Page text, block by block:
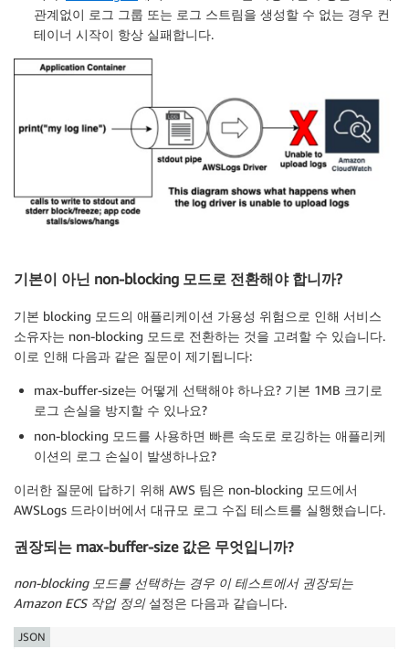
관계없이 로그 그룹 또는 로그 스트림을 생성할 수 없는 경우 컨
테이너 시작이 항상 실패합니다.
기본이 아닌 non-blocking 모드로 전환해야 합니까?
기본 blocking 모드의 애플리케이션 가용성 위험으로 인해 서비스
소유자는 non-blocking 모드로 전환하는 것을 고려할 수 있습니다.
이로 인해 다음과 같은 질문이 제기됩니다:
max-buffer-size는 어떻게 선택해야 하나요? 기본 1MB 크기로
로그 손실을 방지할 수 있나요?
non-blocking 모드를 사용하면 빠른 속도로 로깅하는 애플리케
이션의 로그 손실이 발생하나요?
이러한 질문에 답하기 위해 AWS 팀은 non-blocking 모드에서
AWSLogs 드라이버에서 대규모 로그 수집 테스트를 실행했습니다.
권장되는 max-buffer-size 값은 무엇입니까?
non-blocking 모드를 선택하는 경우 이 테스트에서 권장되는
Amazon ECS 작업 정의 설정은 다음과 같습니다.
JSON